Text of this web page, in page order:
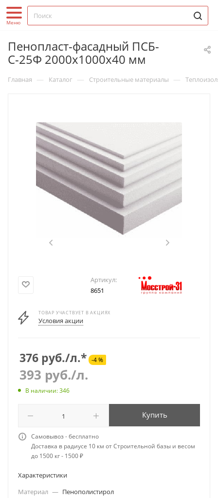
Пенопласт-фасадный ПСБ-
С-25Ф 2000х1000х40 мм
Главная — Каталог — Строительные материалы —
Артикул:
8651
ТОВАР УЧАСТВУЕТ В АКЦИЯХ
Условия акции
376 руб./л.* -4 %
393 руб./л.
В наличии: 346
Купить
Самовывоз - бесплатно
Доставка в радиусе 10 км от Строительной базы и весом
до 1500 кг - 1500 ₽
Характеристики
Материал — Пенополистирол